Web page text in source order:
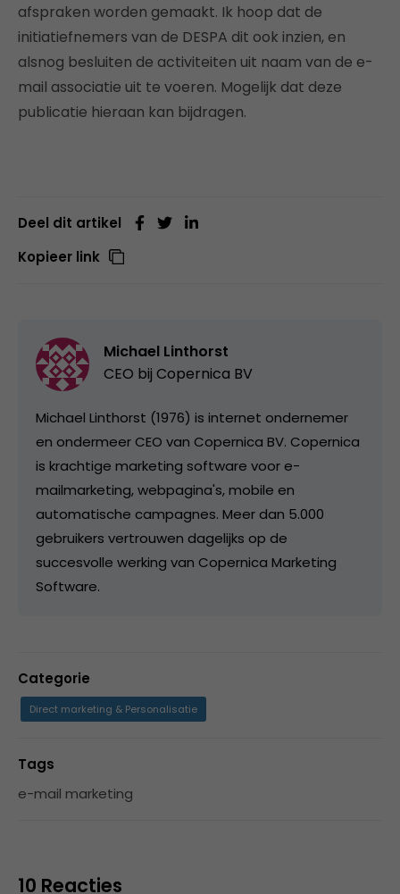
afspraken worden gemaakt. Ik hoop dat de
initiatiefnemers van de DESPA dit ook inzien, en
alsnog besluiten de activiteiten uit naam van de e-
mail associatie uit te voeren. Mogelijk dat deze
publicatie hieraan kan bijdragen.
Deel dit artikel
Kopieer link
Michael Linthorst
CEO bij Copernica BV
Michael Linthorst (1976) is internet ondernemer
en ondermeer CEO van Copernica BV. Copernica
is krachtige marketing software voor e-
mailmarketing, webpagina's, mobile en
automatische campagnes. Meer dan 5.000
gebruikers vertrouwen dagelijks op de
succesvolle werking van Copernica Marketing
Software.
Categorie
Direct marketing & Personalisatie
Tags
e-mail marketing
10 Reacties